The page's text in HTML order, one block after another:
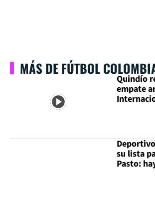
MÁS DE FÚTBOL
Quindío
empate
su lista
Pasto: